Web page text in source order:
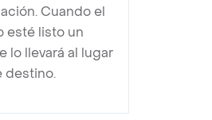
Cuando el
esté listo un
lo llevará al lugar
destino.